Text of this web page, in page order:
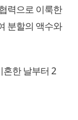
력으로 이룩한
분할의 액수와
한 날부터 2